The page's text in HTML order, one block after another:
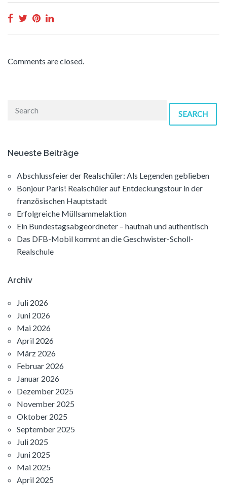
Comments are closed.
SEARCH
Neueste Beiträge
Abschlussfeier der Realschüler: Als Legenden geblieben
Bonjour Paris! Realschüler auf Entdeckungstour in der
französischen Hauptstadt
Erfolgreiche Müllsammelaktion
Ein Bundestagsabgeordneter – hautnah und authentisch
Das DFB-Mobil kommt an die Geschwister-Scholl-
Realschule
Archiv
Juli 2026
Juni 2026
Mai 2026
April 2026
März 2026
Februar 2026
Januar 2026
Dezember 2025
November 2025
Oktober 2025
September 2025
Juli 2025
Juni 2025
Mai 2025
April 2025